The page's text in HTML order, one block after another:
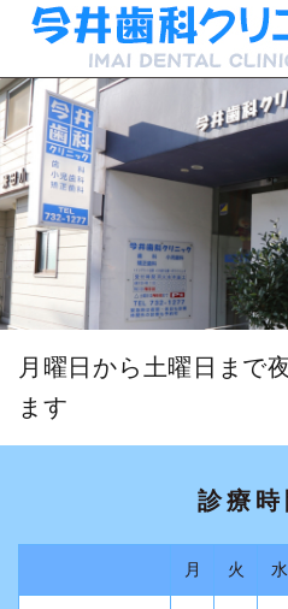
月曜日から土曜日まで
ます
診療時
月 火 水